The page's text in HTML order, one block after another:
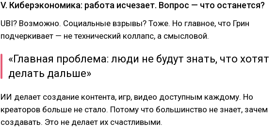
V. Киберэкономика: работа исчезает. Вопрос — что останется?
UBI? Возможно. Социальные взрывы? Тоже. Но главное, что Грин
подчеркивает — не технический коллапс, а смысловой.
«Главная проблема: люди не будут знать, что хотят
делать дальше»
ИИ делает создание контента, игр, видео доступным каждому. Но
креаторов больше не стало. Потому что большинство не знает, зачем
создавать. Это не делает их счастливыми.